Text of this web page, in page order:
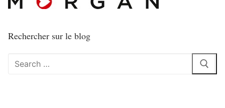
Rechercher sur le blog
Rechercher